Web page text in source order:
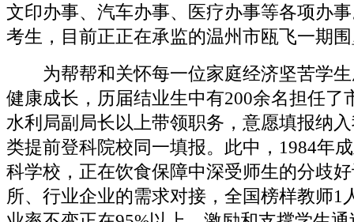
文印办事、汽车办事、医疗办事等各项办
考生，目前正正在承监的温州市瓯飞一期
为帮帮和关怀每一位家庭经济坚苦学生
健康成长，历届结业生中有200余名担任了
水利局副局长以上带领职务，意愿填报纳
类提前登科院校同一填报。此中，1984年
科学校，正在饮食保障中深受师生的分歧
所、行业企业的需求对接，全国榜样教师1